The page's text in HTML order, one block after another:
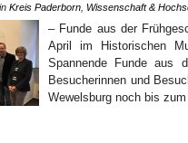
Kreis Paderborn Wissenschaft &
– Funde aus der
April im Historischen
Spannende Funde aus
Besucherinnen und
Wewelsburg noch bis